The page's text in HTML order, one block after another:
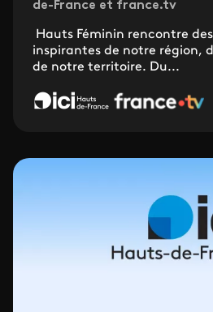
de-France et france.tv
Hauts Féminin rencontre
inspirantes de notre région,
de notre territoire. Du...